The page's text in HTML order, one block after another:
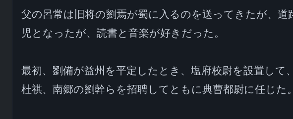
父の呂常は旧将の劉焉が蜀に入るのを送ってきたが、
児となったが、読書と音楽が好きだった。
最初、劉備が益州を平定したとき、塩府校尉を設置し
杜祺、南郷の劉幹らを招聘してともに典曹都尉に任じた。